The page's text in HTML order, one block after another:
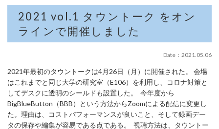
2021 vol.1 タウントーク をオン
ラインで開催しました
Date：2021.05.06
2021年最初のタウントークは4月26日（月）に開催された。 会場
はこれまでと同じ大学の研究室（E106）を利用し、コロナ対策と
してデスクに透明のシールドも設置した。 今年度から
BigBlueButton（BBB）という方法からZoomによる配信に変更し
た。理由は、コストパフォーマンスが良いこと、そして録画デー
タの保存や編集が容易である点である。 視聴方法は、タウントー